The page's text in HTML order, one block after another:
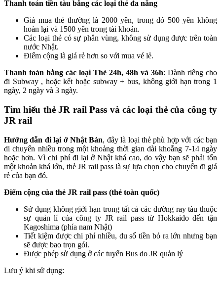
Thanh toán tiền tàu bằng các loại thẻ đa năng
Giá mua thẻ thường là 2000 yên, trong đó 500 yên không
hoàn lại và 1500 yên trong tài khoản.
Các loại thẻ có sự phân vùng, không sử dụng được trên toàn
nước Nhật.
Điểm cộng là giá rẻ hơn so với mua vé lẻ.
Thanh toán bằng các loại Thẻ 24h, 48h và 36h: Dành riêng cho
đi Subway , hoặc kết hoặc subway + bus, không giới hạn trong 1
ngày, 2 ngày và 3 ngày.
Tìm hiểu thẻ JR rail Pass và các loại thẻ của công ty
JR rail
Hướng dẫn đi lại ở Nhật Bản, đây là loại thẻ phù hợp với các bạn
di chuyển nhiều trong một khoảng thời gian dài khoẳng 7-14 ngày
hoặc hơn. Vì chi phí đi lại ở Nhật khá cao, do vậy bạn sẽ phải tốn
một khoản khá lớn, thẻ JR rail pass là sự lựa chọn cho chuyến đi giá
rẻ của bạn đó.
Điểm cộng của thẻ JR rail pass (thẻ toàn quốc)
Sử dụng không giới hạn trong tất cả các đường ray tàu thuộc
sự quản lí của công ty JR rail pass từ Hokkaido đến tận
Kagoshima (phía nam Nhật)
Tiết kiệm được chi phí nhiều, du số tiền bỏ ra lớn nhưng bạn
sẽ được bao trọn gói.
Được phép sử dụng ở các tuyến Bus do JR quản lý
Lưu ý khi sử dụng: